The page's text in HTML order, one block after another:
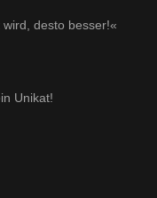
desto besser!«
Unikat!